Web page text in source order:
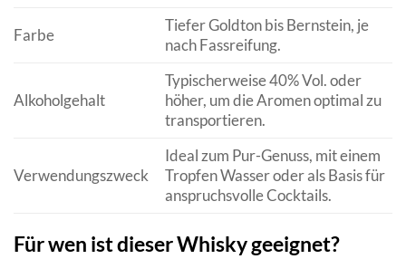
Farbe
Tiefer Goldton bis Bernstein, je
nach Fassreifung.
Alkoholgehalt
Typischerweise 40% Vol. oder
höher, um die Aromen optimal zu
transportieren.
Verwendungszweck
Ideal zum Pur-Genuss, mit einem
Tropfen Wasser oder als Basis für
anspruchsvolle Cocktails.
Für wen ist dieser Whisky geeignet?